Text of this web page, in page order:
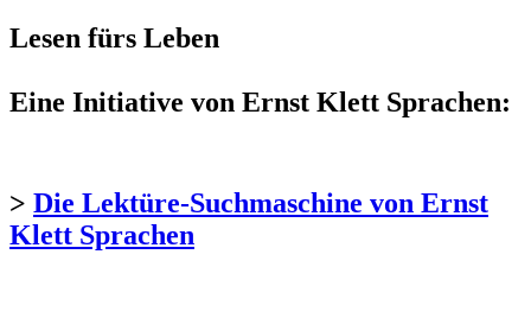
Lesen fürs Leben
Eine Initiative von Ernst Klett Sprachen:
> Die Lektüre-Suchmaschine von Ernst
Klett Sprachen